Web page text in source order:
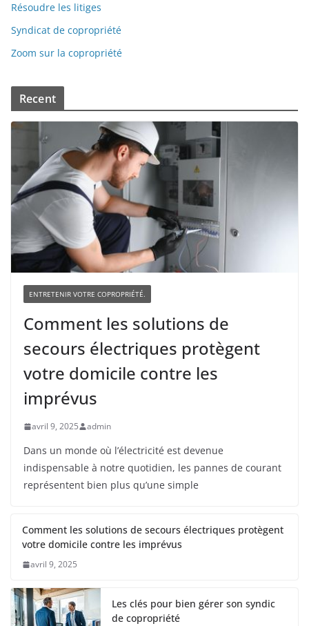
Résoudre les litiges
Syndicat de copropriété
Zoom sur la copropriété
Recent
ENTRETENIR VOTRE COPROPRIÉTÉ.
Comment les solutions de
secours électriques protègent
votre domicile contre les
imprévus
avril 9, 2025 admin
Dans un monde où l’électricité est devenue
indispensable à notre quotidien, les pannes de courant
représentent bien plus qu’une simple
Comment les solutions de secours électriques protègent
votre domicile contre les imprévus
avril 9, 2025
Les clés pour bien gérer son syndic
de copropriété